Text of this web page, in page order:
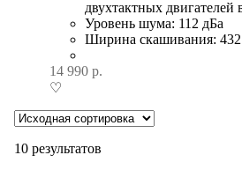
двухтактных двигателей
Уровень шума: 112 дБа
Ширина скашивания:
14 990р.
♡
10 результатов